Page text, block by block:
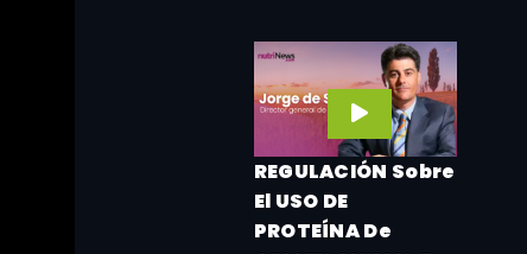
REGULACIÓN Sobre
El USO DE
PROTEÍNA De